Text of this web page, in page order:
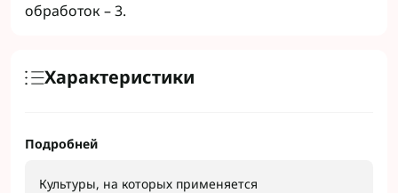
обработок – 3.
Характеристики
Подробней
Культуры, на которых применяется